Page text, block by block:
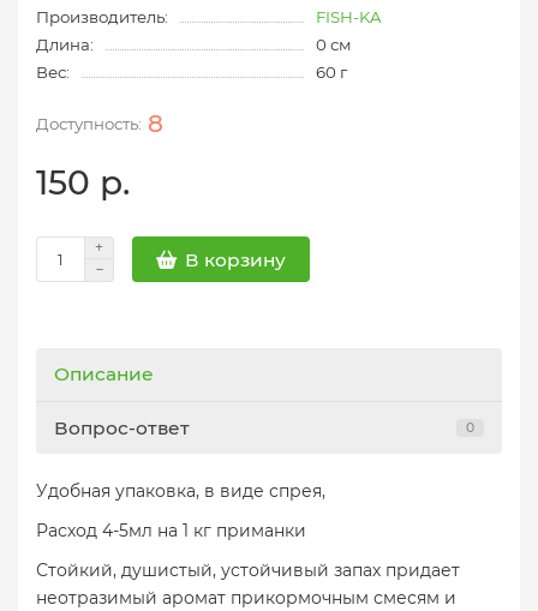
Производитель:
FISH-KA
Длина:
0 см
Вес:
60 г
8
150 р.
В корзину
Описание
Вопрос-ответ 0
Удобная упаковка, в виде спрея,
Расход 4-5мл на 1 кг приманки
Стойкий, душистый, устойчивый запах придает
неотразимый аромат прикормочным смесям и